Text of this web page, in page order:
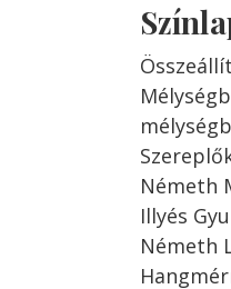
Németh
Illyés
Németh